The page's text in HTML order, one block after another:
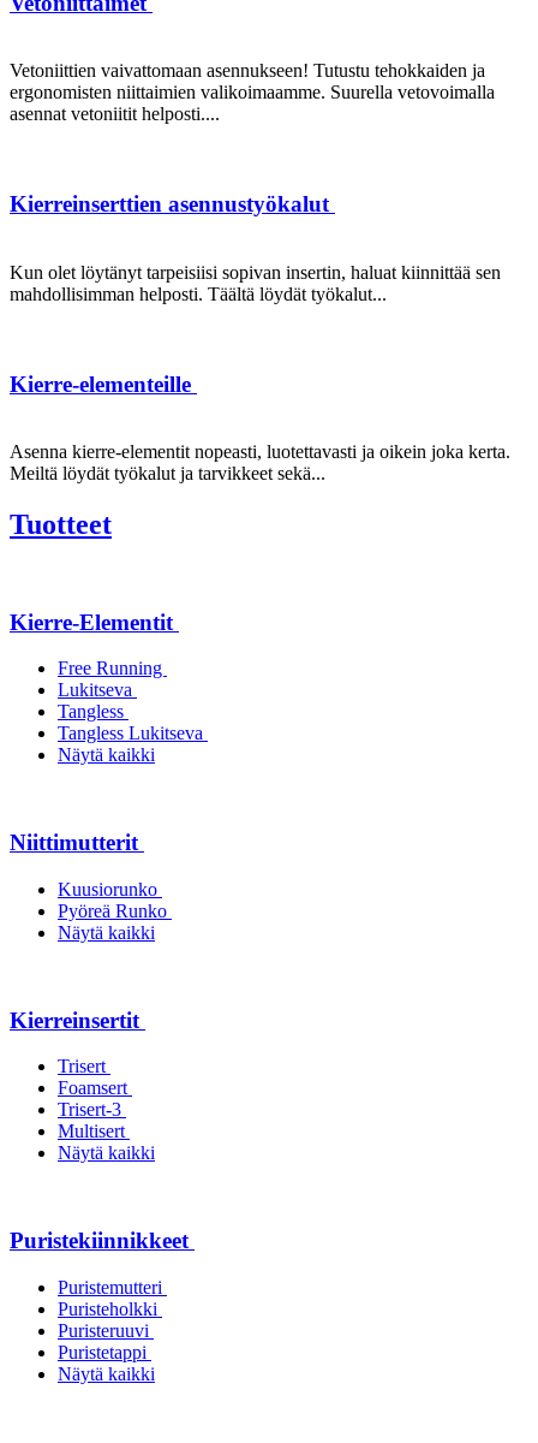
Vetoniittien vaivattomaan asennukseen! Tutustu tehokkaiden ja
ergonomisten niittaimien valikoimaamme. Suurella vetovoimalla
asennat vetoniitit helposti....
Kierreinserttien asennustyökalut
Kun olet löytänyt tarpeisiisi sopivan insertin, haluat kiinnittää sen
mahdollisimman helposti. Täältä löydät työkalut...
Kierre-elementeille
Asenna kierre-elementit nopeasti, luotettavasti ja oikein joka kerta.
Meiltä löydät työkalut ja tarvikkeet sekä...
Tuotteet
Kierre-Elementit
Free Running
Lukitseva
Tangless
Tangless Lukitseva
Näytä kaikki
Niittimutterit
Kuusiorunko
Pyöreä Runko
Näytä kaikki
Kierreinsertit
Trisert
Foamsert
Trisert-3
Multisert
Näytä kaikki
Puristekiinnikkeet
Puristemutteri
Puristeholkki
Puristeruuvi
Puristetappi
Näytä kaikki